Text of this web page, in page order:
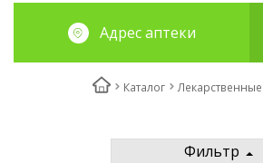
Адрес аптеки
Каталог
Фильтр